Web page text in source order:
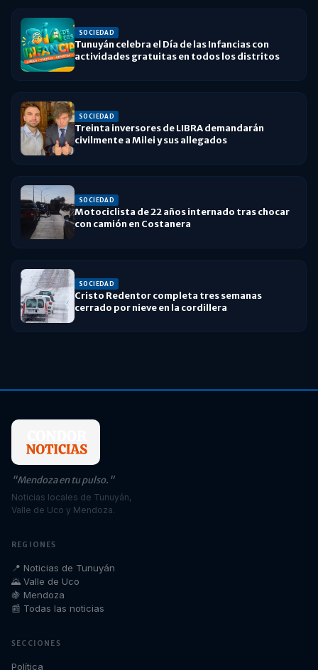
SOCIEDAD
Tunuyán celebra el Día de las Infancias con
actividades gratuitas en todos los distritos
SOCIEDAD
Treinta inversores de LIBRA demandarán
civilmente a Milei y sus allegados
SOCIEDAD
Motociclista de 22 años internado tras chocar
con camión en Costanera
SOCIEDAD
Cristo Redentor completa tres semanas
cerrado por nieve en la cordillera
"Mendoza en tu pulso."
Noticias locales de Tunuyán,
Valle de Uco y Mendoza.
REGIONES
📍 Noticias de Tunuyán
🌄 Valle de Uco
🍇 Mendoza
📰 Todas las noticias
SECCIONES
Política